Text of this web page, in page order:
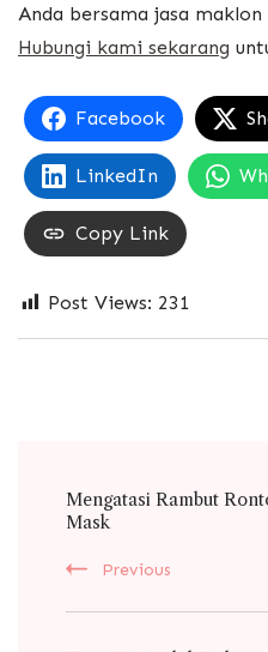
Anda bersama jasa
Hubungi kami sekarang
Facebook
LinkedIn
Copy Link
Post Views: 231
Navigation
Mengatasi Rambut
Mask
Previous